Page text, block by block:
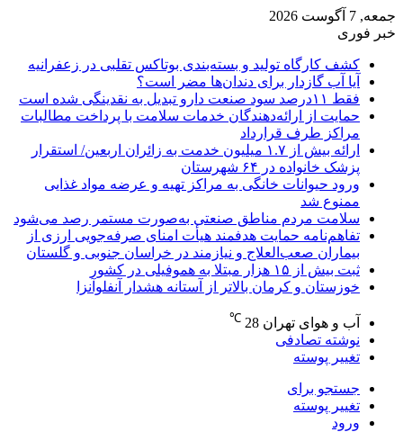
جمعه, 7 آگوست 2026
خبر فوری
کشف کارگاه تولید و بسته‌بندی بوتاکس تقلبی در زعفرانیه
آیا آب گازدار برای دندان‌ها مضر است؟
فقط ۱۱‌درصد سود صنعت دارو تبدیل به نقدینگی شده است
حمایت از ارائه‌دهندگان خدمات سلامت با پرداخت مطالبات
مراکز طرف قرارداد
ارائه بیش از ۱.۷ میلیون خدمت به زائران اربعین/ استقرار
پزشک خانواده در ۶۴ شهرستان
ورود حیوانات خانگی به مراکز تهیه و عرضه مواد غذایی
ممنوع شد
سلامت مردم مناطق صنعتی به‌صورت مستمر رصد می‌شود
تفاهم‌نامه حمایت هدفمند هیأت امنای صرفه‌جویی ارزی از
بیماران صعب‌العلاج و نیازمند در خراسان جنوبی و گلستان
ثبت بیش از ۱۵ هزار مبتلا به هموفیلی در کشور
خوزستان و کرمان بالاتر از آستانه هشدار آنفلوآنزا
آب و هوای تهران 28
℃
نوشته تصادفی
تغییر پوسته
جستجو برای
تغییر پوسته
ورود